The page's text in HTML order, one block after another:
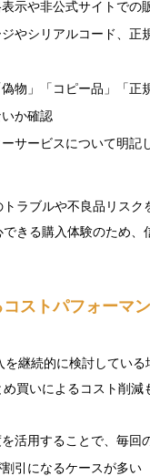
示や非公式サイトでの
やシリアルコード、正
物」「コピー品」「正
か確認
サービスについて明記
ラブルや不良品リスク
できる購入体験のため、
ストパフォーマ
を継続的に検討している
買いによるコスト削減
活用することで、毎回
引になるケースが多い